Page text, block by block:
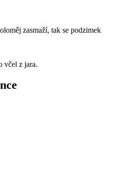
zasmaží, tak se podzimek
včel z jara.